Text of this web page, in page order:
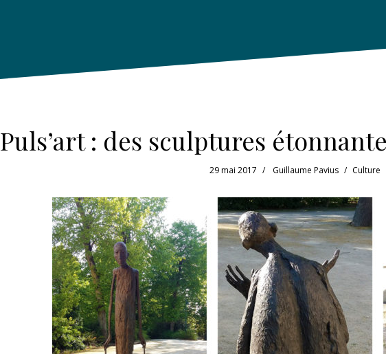
Puls’art : des sculptures
29 mai 2017 Guillaume Pavius Culture